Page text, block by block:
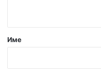
р
Име